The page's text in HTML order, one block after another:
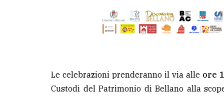
Le celebrazioni prenderanno il via alle ore
Custodi del Patrimonio di Bellano alla